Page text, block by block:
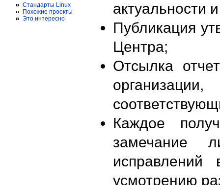
Стандарты Linux
Похожие проекты
Это интересно
актуальности
Публикация
Центра;
Отсылка
Каждое
замечание
исправлений
усмотрению